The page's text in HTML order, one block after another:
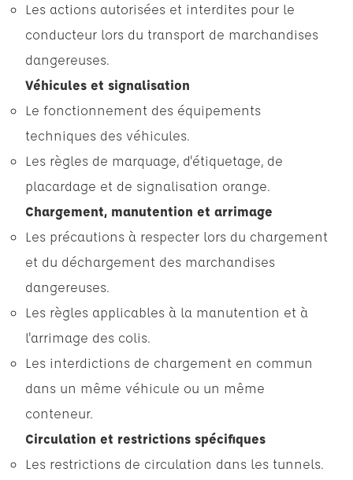
Les actions autorisées et interdites pour le
conducteur lors du transport de marchandises
dangereuses.
Véhicules et signalisation
Le fonctionnement des équipements
techniques des véhicules.
Les règles de marquage, d'étiquetage, de
placardage et de signalisation orange.
Chargement, manutention et arrimage
Les précautions à respecter lors du chargement
et du déchargement des marchandises
dangereuses.
Les règles applicables à la manutention et à
l'arrimage des colis.
Les interdictions de chargement en commun
dans un même véhicule ou un même
conteneur.
Circulation et restrictions spécifiques
Les restrictions de circulation dans les tunnels.